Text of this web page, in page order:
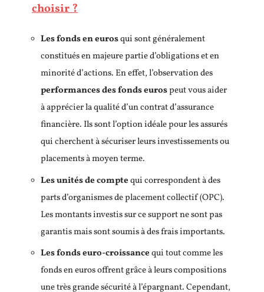
choisir ?
Les fonds en eurosqui sont généralement
constitués en majeure partie d’obligations et en
minorité d’actions. En effet, l’observation des
performances des fonds eurospeut vous aider
à apprécier la qualité d’un contrat d’assurance
financière. Ils sont l’option idéale pour les assurés
qui cherchent à sécuriser leurs investissements ou
placements à moyen terme.
Les unités de comptequi correspondent à des
parts d’organismes de placement collectif (OPC).
Les montants investis sur ce support ne sont pas
garantis mais sont soumis à des frais importants.
Les fonds euro-croissancequi tout comme les
fonds en euros offrent grâce à leurs compositions
une très grande sécurité à l’épargnant. Cependant,